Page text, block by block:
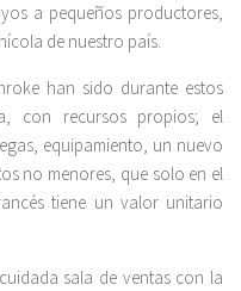
a pequeños productores,
de nuestro país.
han sido durante estos
con recursos propios; el
equipamiento, un nuevo
no menores, que solo en el
tiene un valor unitario
sala de ventas con la